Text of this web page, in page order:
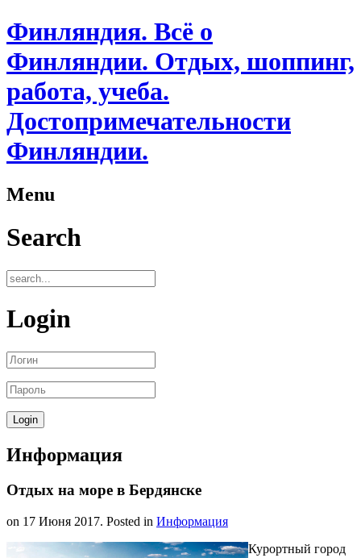
Финляндия. Всё о
Финляндии. Отдых, шоппинг,
работа, учеба.
Достопримечательности
Финляндии.
Menu
Search
Login
Информация
Отдых на море в Бердянске
on 17 Июня 2017. Posted in Информация
Курортный город